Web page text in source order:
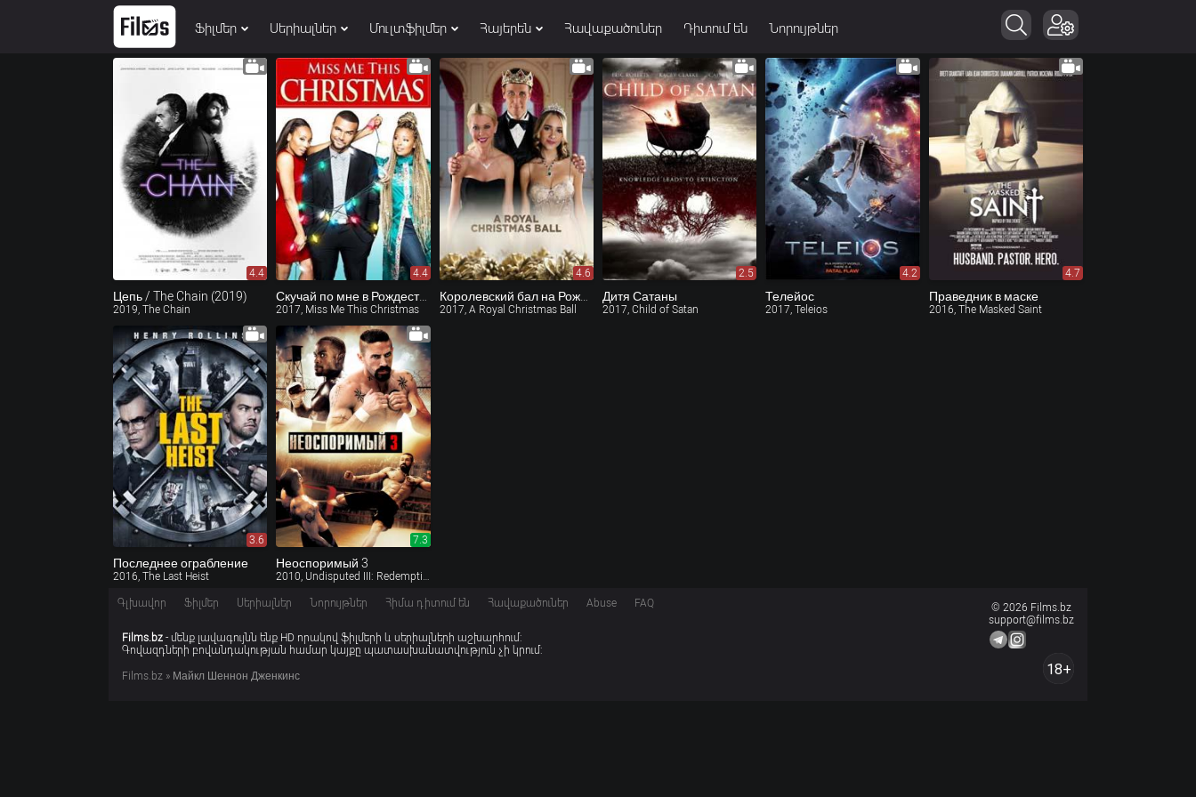
Ֆիլմեր Սերիալներ Մուլտֆիլմեր Հայերեն Հավաքածուներ Դիտում են Նորույթներ
4.4
Цепь / The Chain (2019)
2019, The Chain
4.4
Скучай по мне в Рождество
2017, Miss Me This Christmas
4.6
Королевский бал на Рождество (ТВ)
2017, A Royal Christmas Ball
2.5
Дитя Сатаны
2017, Child of Satan
4.2
Телейос
2017, Teleios
4.7
Праведник в маске
2016, The Masked Saint
3.6
Последнее ограбление
2016, The Last Heist
7.3
Неоспоримый 3
2010, Undisputed III: Redemption
Գլխավոր Ֆիլմեր Սերիալներ Նորույթներ Հիմա դիտում են Հավաքածուներ Abuse FAQ
© 2026 Films.bz
support@films.bz
18+
Films.bz - մենք լավագույնն ենք HD որակով ֆիլմերի և սերիալների աշխարհում:
Գովազդների բովանդակության համար կայքը պատասխանատվություն չի կրում:
Films.bz » Майкл Шеннон Дженкинс